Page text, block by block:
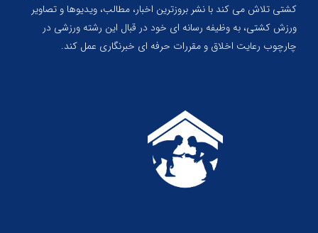
کشتی تلاش می کند با نشر بروزترین اخبار، مطالب، ویدیوها و تصاویر
ورزش کشتی، به وظیفه رسانه ای خود در قبال این رشته ورزشی در
چارچوب رعایت اخلاق و مقررات حرفه ای خبرنگاری عمل کند.